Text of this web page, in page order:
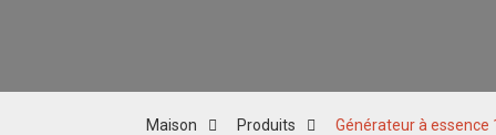
Maison Produits Générateur à essence